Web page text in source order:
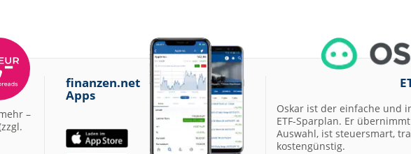
–
finanzen.net
Apps
Oskar ist der einfache und
ETF-Sparplan. Er
Auswahl, ist steuersmart,
kostengünstig.